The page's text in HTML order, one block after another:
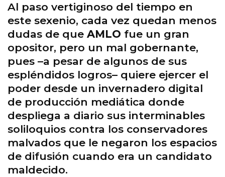
Al paso vertiginoso del tiempo en
este sexenio, cada vez quedan menos
dudas de que AMLO fue un gran
opositor, pero un mal gobernante,
pues –a pesar de algunos de sus
espléndidos logros– quiere ejercer el
poder desde un invernadero digital
de producción mediática donde
despliega a diario sus interminables
soliloquios contra los conservadores
malvados que le negaron los espacios
de difusión cuando era un candidato
maldecido.